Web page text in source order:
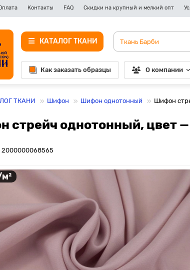
Контакты FAQ Скидки на крупный и мелкий опт
КАТАЛОГ ТКАНИ
Как заказать образцы О компании
ТКАНИ Шифон Шифон однотонный Шифон
стрейч однотонный, цвет
2000000068565